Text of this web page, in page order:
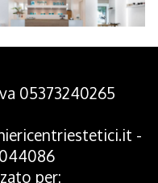
05373240265
-
per: